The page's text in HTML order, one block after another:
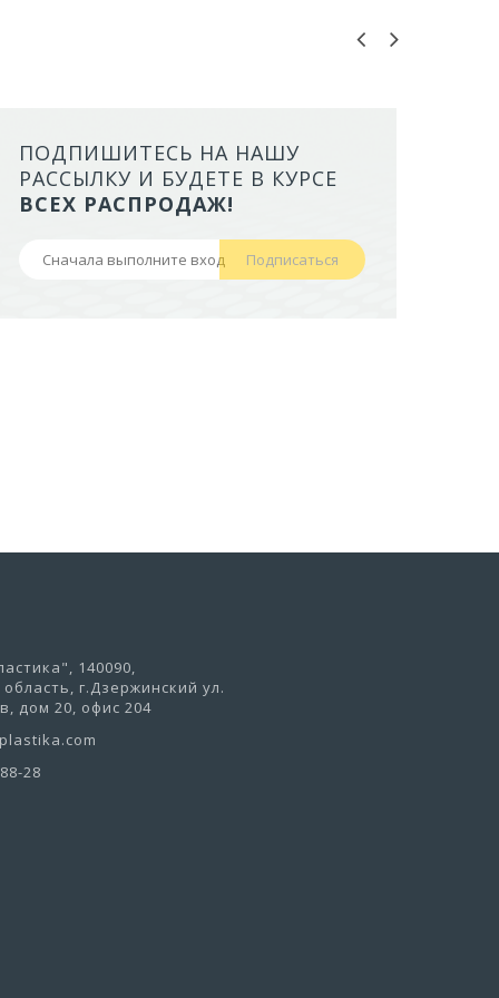
ЛОТОК ALTA ДЛЯ КОШЕК
БОРТАМИ И СЕТКОЙ НА
НОЖКАХ)
ПОДПИШИТЕСЬ НА НАШУ
РАССЫЛКУ И БУДЕТЕ В КУРСЕ
ВСЕХ РАСПРОДАЖ!
Подписаться
140090,
г.Дзержинский ул.
дом 20, офис 204
28